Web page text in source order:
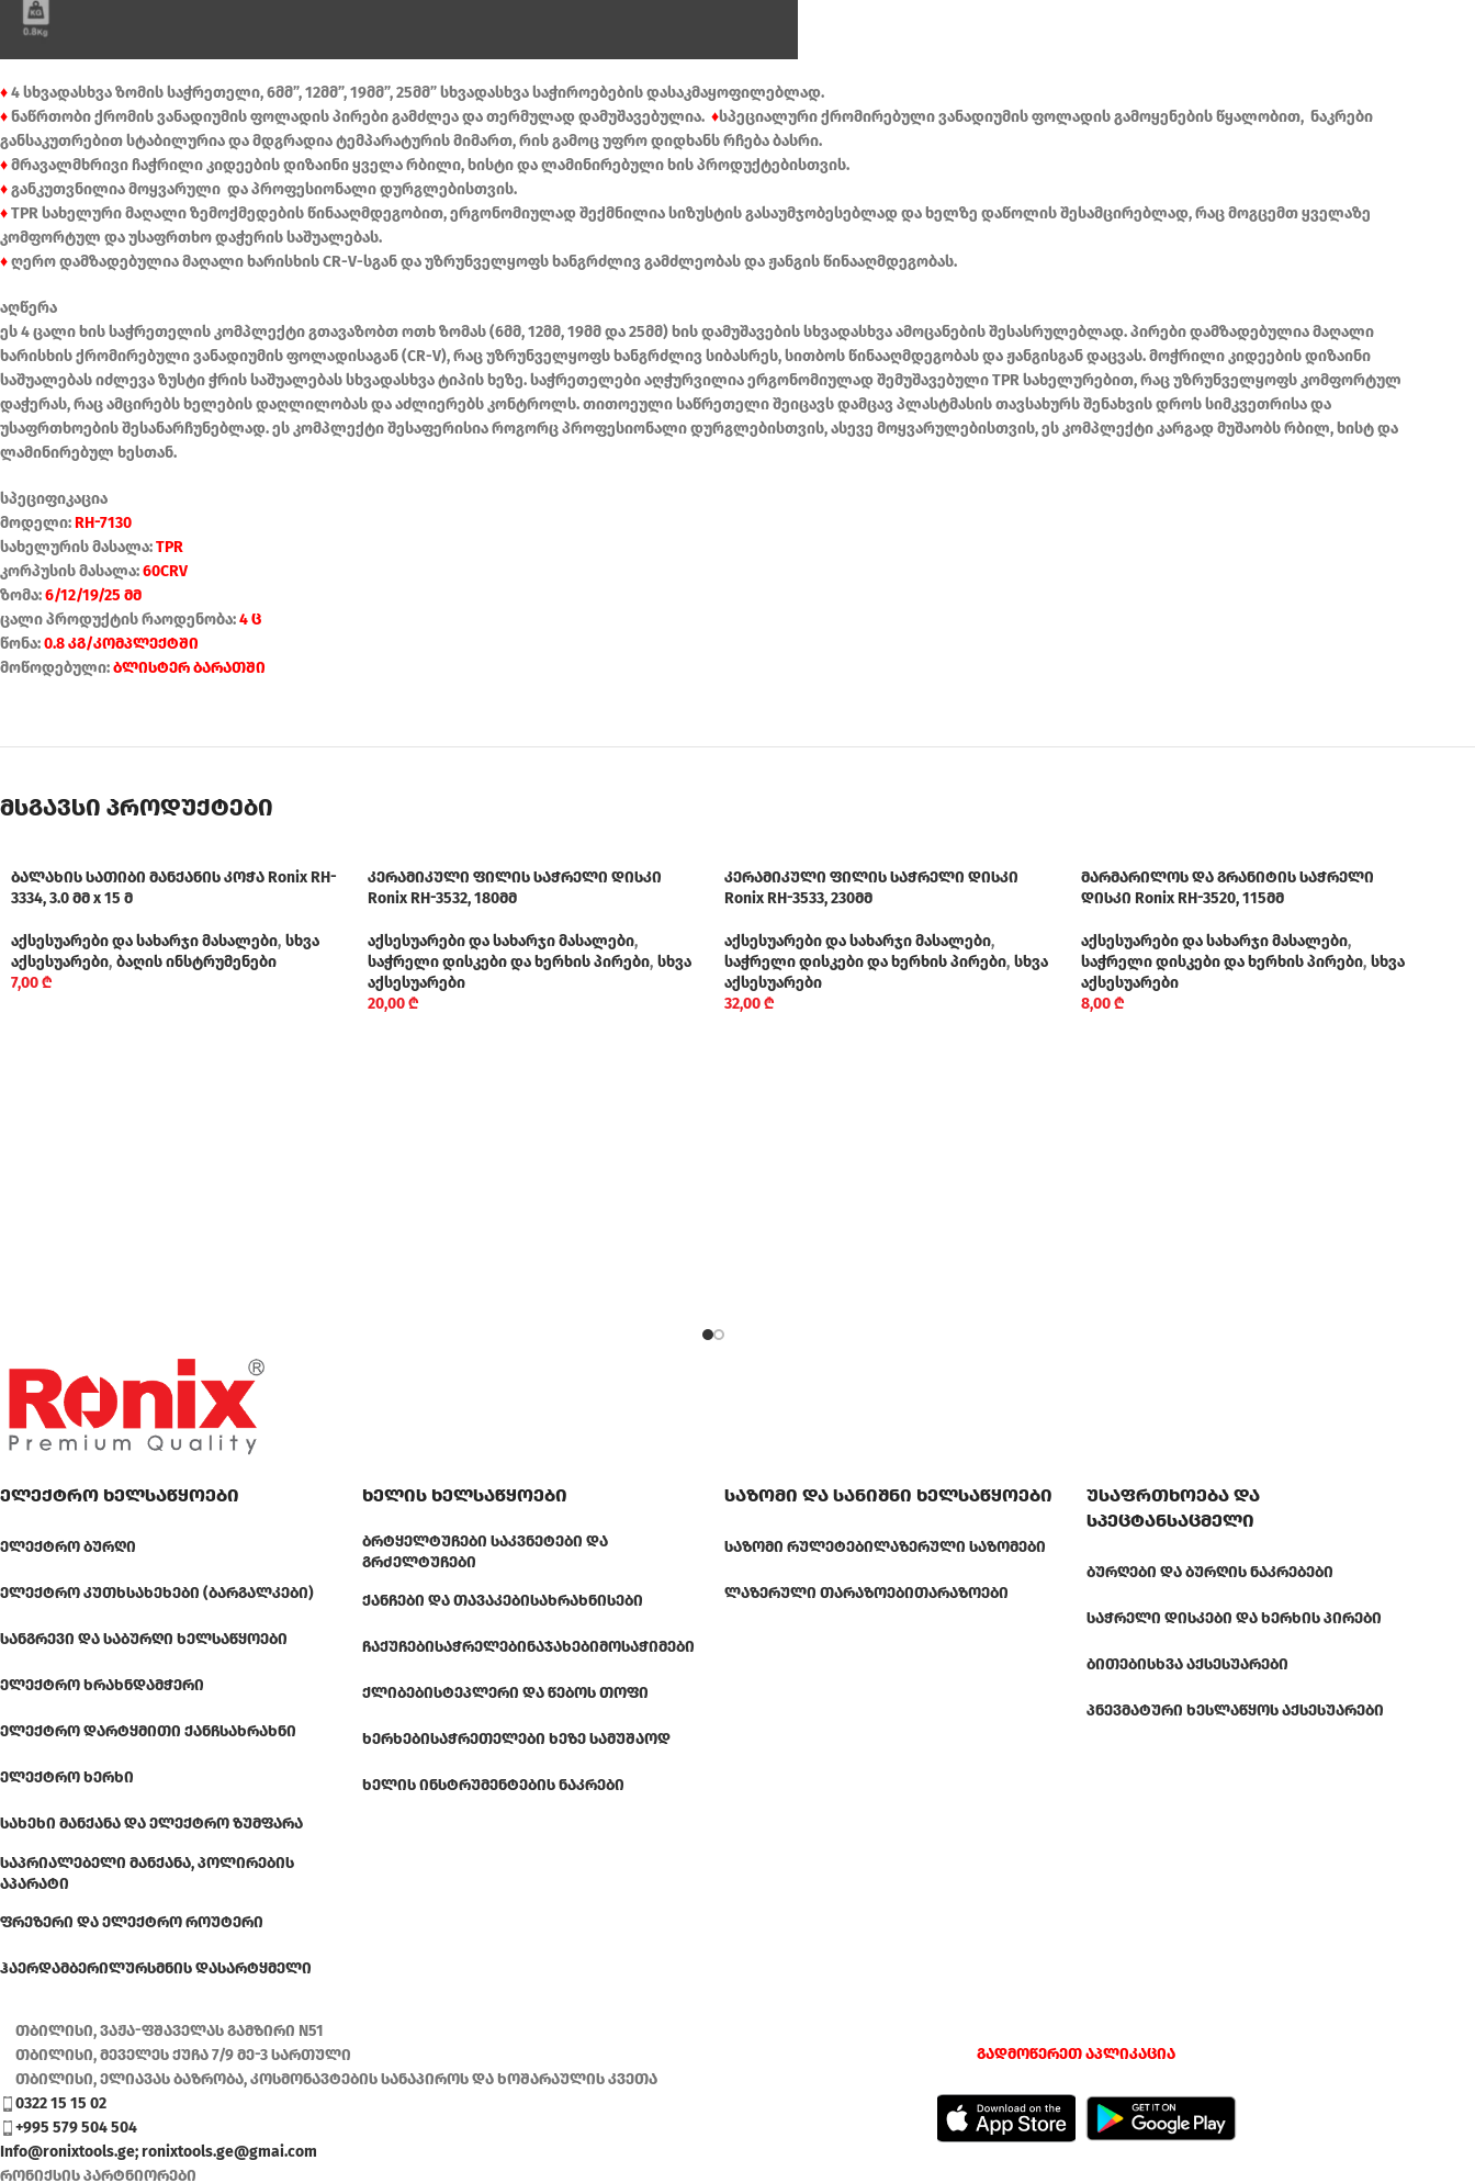
♦4 სხვადასხვა ზომის საჭრეთელი, 6მმ”, 12მმ”, 19მმ”, 25მმ” სხვადასხვა საჭიროებების დასაკმაყოფილებლად.
♦ნაწრთობი ქრომის ვანადიუმის ფოლადის პირები გამძლეა და თერმულად დამუშავებულია. ♦სპეციალური ქრომირებული ვანადიუმის ფოლადის გამოყენების წყალობით, ნაკრები
განსაკუთრებით სტაბილურია და მდგრადია ტემპარატურის მიმართ, რის გამოც უფრო დიდხანს რჩება ბასრი.
♦მრავალმხრივი ჩაჭრილი კიდეების დიზაინი ყველა რბილი, ხისტი და ლამინირებული ხის პროდუქტებისთვის.
♦განკუთვნილია მოყვარული და პროფესიონალი დურგლებისთვის.
♦TPR სახელური მაღალი ზემოქმედების წინააღმდეგობით, ერგონომიულად შექმნილია სიზუსტის გასაუმჯობესებლად და ხელზე დაწოლის შესამცირებლად, რაც მოგცემთ ყველაზე
კომფორტულ და უსაფრთხო დაჭერის საშუალებას.
♦ღერო დამზადებულია მაღალი ხარისხის CR-V-სგან და უზრუნველყოფს ხანგრძლივ გამძლეობას და ჟანგის წინააღმდეგობას.
აღწერა
ეს 4 ცალი ხის საჭრეთელის კომპლექტი გთავაზობთ ოთხ ზომას (6მმ, 12მმ, 19მმ და 25მმ) ხის დამუშავების სხვადასხვა ამოცანების შესასრულებლად. პირები დამზადებულია მაღალი
ხარისხის ქრომირებული ვანადიუმის ფოლადისაგან (CR-V), რაც უზრუნველყოფს ხანგრძლივ სიბასრეს, სითბოს წინააღმდეგობას და ჟანგისგან დაცვას. მოჭრილი კიდეების დიზაინი
საშუალებას იძლევა ზუსტი ჭრის საშუალებას სხვადასხვა ტიპის ხეზე. საჭრეთელები აღჭურვილია ერგონომიულად შემუშავებული TPR სახელურებით, რაც უზრუნველყოფს კომფორტულ
დაჭერას, რაც ამცირებს ხელების დაღლილობას და აძლიერებს კონტროლს. თითოეული საწრეთელი შეიცავს დამცავ პლასტმასის თავსახურს შენახვის დროს სიმკვეთრისა და
უსაფრთხოების შესანარჩუნებლად. ეს კომპლექტი შესაფერისია როგორც პროფესიონალი დურგლებისთვის, ასევე მოყვარულებისთვის, ეს კომპლექტი კარგად მუშაობს რბილ, ხისტ და
ლამინირებულ ხესთან.
სპეციფიკაცია
მოდელი:RH-7130
სახელურის მასალა:TPR
კორპუსის მასალა:60CRV
ზომა:6/12/19/25 მმ
ცალი პროდუქტის რაოდენობა:4 ც
წონა:0.8 კგ/კომპლექტში
მოწოდებული:ბლისტერ ბარათში
მსგავსი პროდუქტები
ბალახის სათიბი მანქანის კოჭა Ronix RH-
3334, 3.0 მმ x 15 მ
აქსესუარები და სახარჯი მასალები, სხვა
აქსესუარები, ბაღის ინსტრუმენები
7,00₾
კერამიკული ფილის საჭრელი დისკი
Ronix RH-3532, 180მმ
აქსესუარები და სახარჯი მასალები,
საჭრელი დისკები და ხერხის პირები, სხვა
აქსესუარები
20,00₾
კერამიკული ფილის საჭრელი დისკი
Ronix RH-3533, 230მმ
აქსესუარები და სახარჯი მასალები,
საჭრელი დისკები და ხერხის პირები, სხვა
აქსესუარები
32,00₾
მარმარილოს და გრანიტის საჭრელი
დისკი Ronix RH-3520, 115მმ
აქსესუარები და სახარჯი მასალები,
საჭრელი დისკები და ხერხის პირები, სხვა
აქსესუარები
8,00₾
ელექტრო ხელსაწყოები
ᲔᲚᲔᲥᲢᲠᲝ ᲑᲣᲠᲦᲘ
ᲔᲚᲔᲥᲢᲠᲝ ᲙᲣᲗᲮᲡᲐᲮᲔᲮᲔᲑᲘ (ᲑᲐᲠᲒᲐᲚᲙᲔᲑᲘ)
ᲡᲐᲜᲒᲠᲔᲕᲘ ᲓᲐ ᲡᲐᲑᲣᲠᲦᲘ ᲮᲔᲚᲡᲐᲬᲧᲝᲔᲑᲘ
ᲔᲚᲔᲥᲢᲠᲝ ᲮᲠᲐᲮᲜᲓᲐᲛᲭᲔᲠᲘ
ᲔᲚᲔᲥᲢᲠᲝ ᲓᲐᲠᲢᲧᲛᲘᲗᲘ ᲥᲐᲜᲩᲡᲐᲮᲠᲐᲮᲜᲘ
ᲔᲚᲔᲥᲢᲠᲝ ᲮᲔᲠᲮᲘ
ᲡᲐᲮᲔᲮᲘ ᲛᲐᲜᲥᲐᲜᲐ ᲓᲐ ᲔᲚᲔᲥᲢᲠᲝ ᲖᲣᲛᲤᲐᲠᲐ
ᲡᲐᲞᲠᲘᲐᲚᲔᲑᲔᲚᲘ ᲛᲐᲜᲥᲐᲜᲐ, ᲞᲝᲚᲘᲠᲔᲑᲘᲡ
ᲐᲞᲐᲠᲐᲢᲘ
ᲤᲠᲔᲖᲔᲠᲘ ᲓᲐ ᲔᲚᲔᲥᲢᲠᲝ ᲠᲝᲣᲢᲔᲠᲘ
ᲰᲐᲔᲠᲓᲐᲛᲑᲔᲠᲘᲚᲣᲠᲡᲛᲜᲘᲡ ᲓᲐᲡᲐᲠᲢᲧᲛᲔᲚᲘ
ხელის ხელსაწყოები
ᲑᲠᲢᲧᲔᲚᲢᲣᲩᲔᲑᲘ ᲡᲐᲙᲕᲜᲔᲢᲔᲑᲘ ᲓᲐ
ᲒᲠᲫᲔᲚᲢᲣᲩᲔᲑᲘ
ᲥᲐᲜᲩᲔᲑᲘ ᲓᲐ ᲗᲐᲕᲐᲙᲔᲑᲘᲡᲐᲮᲠᲐᲮᲜᲘᲡᲔᲑᲘ
ᲩᲐᲥᲣᲩᲔᲑᲘᲡᲐᲭᲠᲔᲚᲔᲑᲘᲜᲐᲯᲐᲮᲔᲑᲘᲛᲝᲡᲐᲭᲘᲛᲔᲑᲘ
ᲥᲚᲘᲑᲔᲑᲘᲡᲢᲔᲞᲚᲔᲠᲘ ᲓᲐ ᲬᲔᲑᲝᲡ ᲗᲝᲤᲘ
ᲮᲔᲠᲮᲔᲑᲘᲡᲐᲭᲠᲔᲗᲔᲚᲔᲑᲘ ᲮᲔᲖᲔ ᲡᲐᲛᲣᲨᲐᲝᲓ
ᲮᲔᲚᲘᲡ ᲘᲜᲡᲢᲠᲣᲛᲔᲜᲢᲔᲑᲘᲡ ᲜᲐᲙᲠᲔᲑᲘ
საზომი და სანიშნი ხელსაწყოები
ᲡᲐᲖᲝᲛᲘ ᲠᲣᲚᲔᲢᲔᲑᲘᲚᲐᲖᲔᲠᲣᲚᲘ ᲡᲐᲖᲝᲛᲔᲑᲘ
ᲚᲐᲖᲔᲠᲣᲚᲘ ᲗᲐᲠᲐᲖᲝᲔᲑᲘᲗᲐᲠᲐᲖᲝᲔᲑᲘ
უსაფრთხოება და
სპეცტანსაცმელი
ᲑᲣᲠᲦᲔᲑᲘ ᲓᲐ ᲑᲣᲠᲦᲘᲡ ᲜᲐᲙᲠᲔᲑᲔᲑᲘ
ᲡᲐᲭᲠᲔᲚᲘ ᲓᲘᲡᲙᲔᲑᲘ ᲓᲐ ᲮᲔᲠᲮᲘᲡ ᲞᲘᲠᲔᲑᲘ
ᲑᲘᲗᲔᲑᲘᲡᲮᲕᲐ ᲐᲥᲡᲔᲡᲣᲐᲠᲔᲑᲘ
ᲞᲜᲔᲕᲛᲐᲢᲣᲠᲘ ᲮᲔᲡᲚᲐᲬᲧᲝᲡ ᲐᲥᲡᲔᲡᲣᲐᲠᲔᲑᲘ
თბილისი, ვაჟა-ფშაველას გამზირი N51
თბილისი, მეველეს ქუჩა 7/9 მე-3 სართული
თბილისი, ელიავას ბაზრობა, კოსმონავტების სანაპიროს და ხოშარაულის კვეთა
0322 15 15 02
+995 579 504 504
Info@ronixtools.ge; ronixtools.ge@gmai.com
რონიქსის პარტნიორები
გადმოწერეთ აპლიკაცია